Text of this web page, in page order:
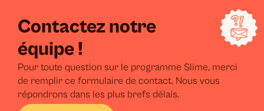
Contactez notre
équipe !
Pour toute question sur le programme Slime, merci
de remplir ce formulaire de contact. Nous vous
répondrons dans les plus brefs délais.